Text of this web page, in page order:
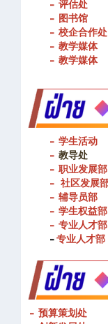
- 教务发展部
- 评估处
- 图书馆
- 校企合作处
- 教学媒体
- 学生活动
- 教导处
- 职业发展部
-社区发展部
- 辅导员部
- 学生权益部
- 专业人才部
-专业人才部